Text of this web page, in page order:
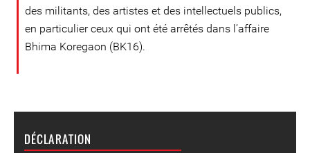
des militants, des artistes et des intellectuels publics,
en particulier ceux qui ont été arrêtés dans l’affaire
Bhima Koregaon (BK16).
DÉCLARATION